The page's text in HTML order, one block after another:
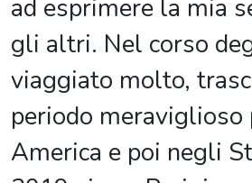
ad esprimere la mia
gli altri. Nel corso
viaggiato molto,
periodo meraviglioso
America e poi negli